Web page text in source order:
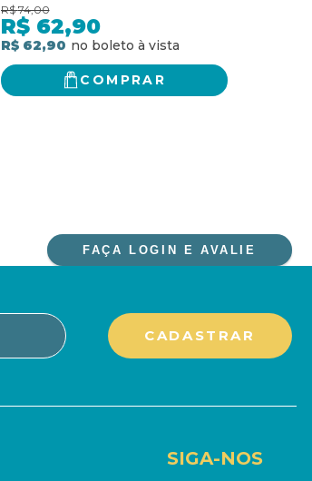
experiência religiosa
R$ 74,00
R$ 62,90
R$ 62,90
COMPRAR
FAÇA LOGIN E AVALIE
SIGA-NOS